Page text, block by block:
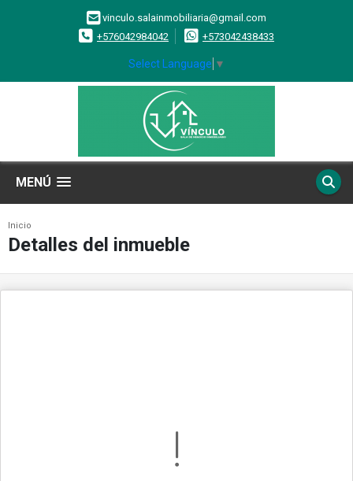
vinculo.salainmobiliaria@gmail.com
+576042984042
+573042438433
Select Language ▼
MENÚ
Inicio
Detalles del inmueble